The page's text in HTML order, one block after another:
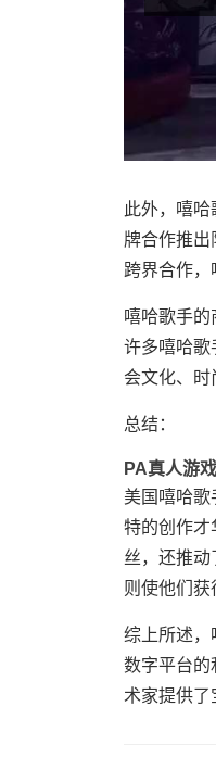
此外，嘻
牌合作推
跨界合作，
嘻哈歌手的
许多嘻哈歌
会文化、时
总结：
PA真人游戏
美国嘻哈
特的创作才
丝，还推动
则使他们获
综上所述，
数字平台的
术家提供了